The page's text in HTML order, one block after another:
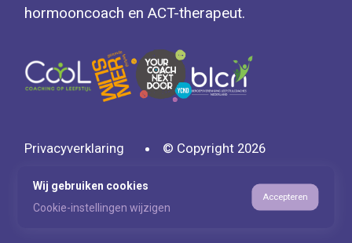
hormooncoach en ACT-therapeut.
Privacyverklaring © Copyright 2026
Ontwerp & realisatie door: www.mediakracht.com
Wij gebruiken cookies
Cookie-instellingen wijzigen
Accepteren